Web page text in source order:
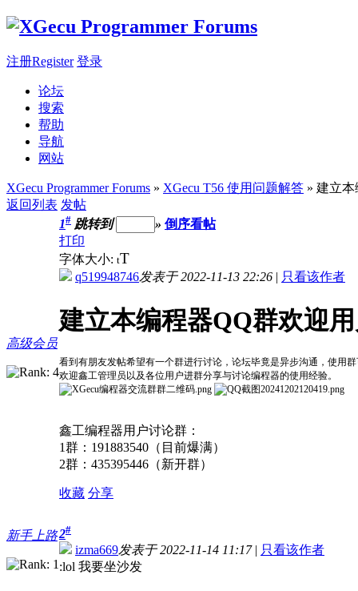
注册Register 登录
论坛
搜索
帮助
导航
网站
XGecu Programmer Forums » XGecu T56 使用问题解答 » 建立
返回列表 发帖
高级会员
1# 跳转到 » 倒序看帖
打印
字体大小: tT
q519948746发表于 2022-11-13 22:26 | 只看该作者
建立本编程器QQ群欢迎
看到有朋友发帖希望有一个群进行讨论，论坛毕竟是异步沟通，使用
欢迎鑫工管理员以及各位用户进群分享与讨论编程器的使用经验。
鑫工编程器用户讨论群：
1群：191883540（目前爆满）
2群：435395446（新开群）
收藏 分享
新手上路2#
izma669发表于 2022-11-14 11:17| 只看该作者
:lol 我要坐沙发